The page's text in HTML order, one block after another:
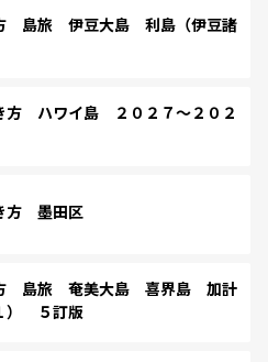
島旅 伊豆大島 利島（伊豆諸
方 ハワイ島 ２０２７～２０２
方 墨田区
島旅 奄美大島 喜界島 加計
） ５訂版